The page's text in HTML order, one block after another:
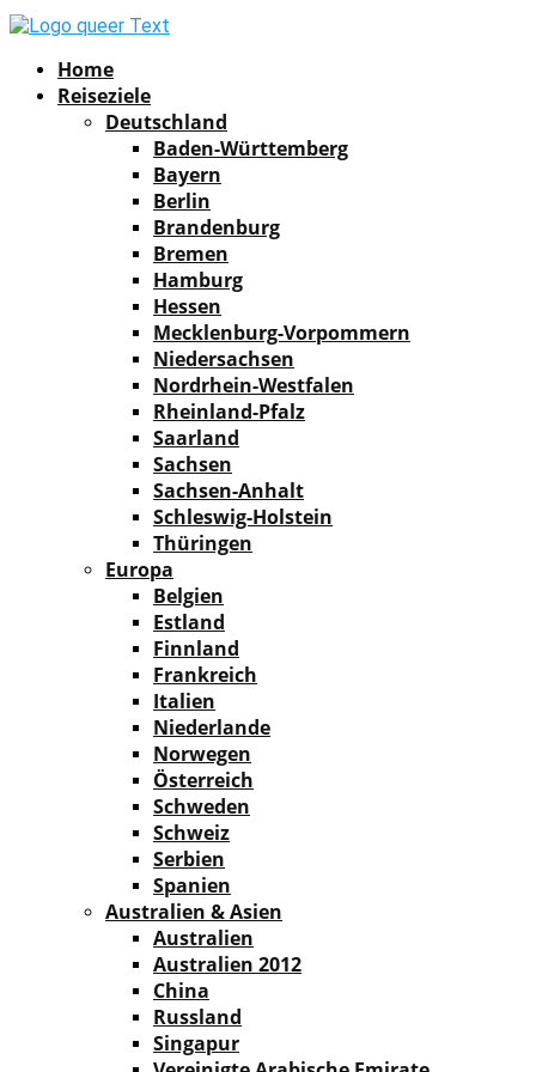
Home
Reiseziele
Deutschland
Baden-Württemberg
Bayern
Berlin
Brandenburg
Bremen
Hamburg
Hessen
Mecklenburg-Vorpommern
Niedersachsen
Nordrhein-Westfalen
Rheinland-Pfalz
Saarland
Sachsen
Sachsen-Anhalt
Schleswig-Holstein
Thüringen
Europa
Belgien
Estland
Finnland
Frankreich
Italien
Niederlande
Norwegen
Österreich
Schweden
Schweiz
Serbien
Spanien
Australien & Asien
Australien
Australien 2012
China
Russland
Singapur